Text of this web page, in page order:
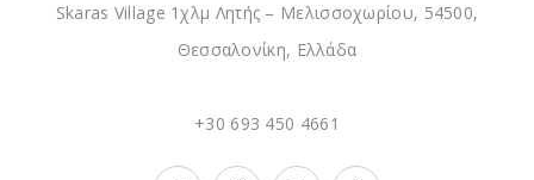
Skaras Village 1χλμ Λητής – Μελισσοχωρίου, 54500,
Θεσσαλονίκη, Ελλάδα
+30 693 450 4661